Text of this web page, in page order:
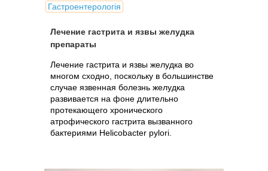
Гастроентерологія
Лечение гастрита и язвы желудка
препараты
Лечение гастрита и язвы желудка во
многом сходно, поскольку в большинстве
случае язвенная болезнь желудка
развивается на фоне длительно
протекающего хронического
атрофического гастрита вызванного
бактериями Helicobacter pylori.